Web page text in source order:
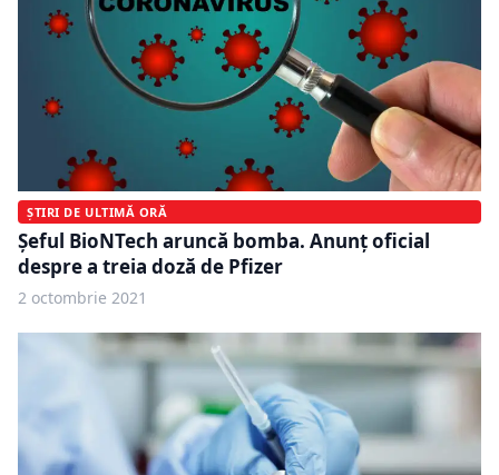
ȘTIRI DE ULTIMĂ ORĂ
Șeful BioNTech aruncă bomba. Anunț oficial
despre a treia doză de Pfizer
2 octombrie 2021